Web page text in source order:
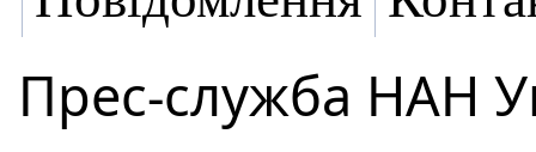
Прес-служба НАН